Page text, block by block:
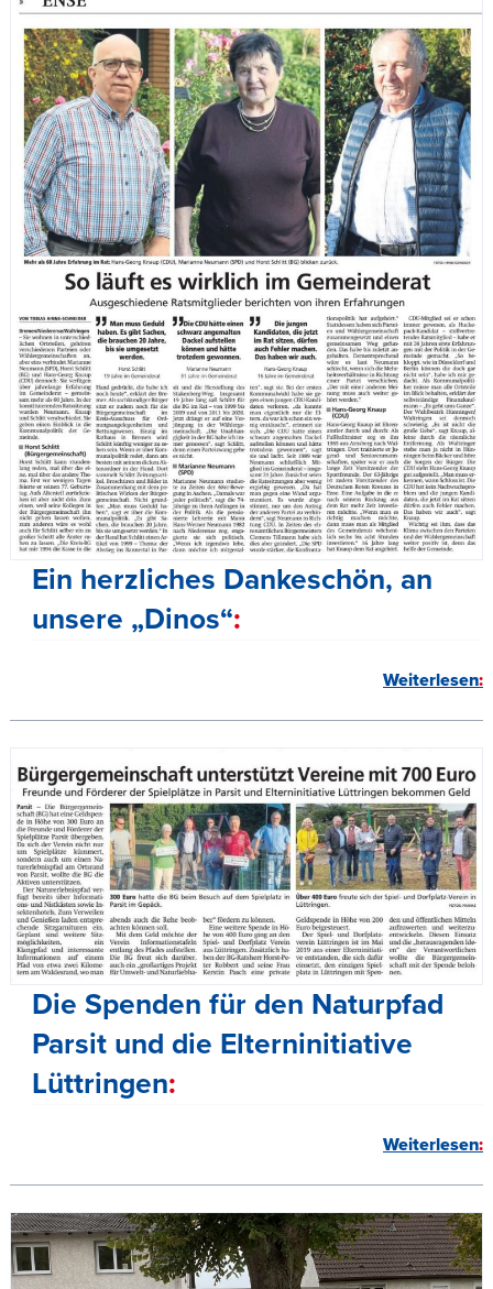
Ein herzliches Dankeschön, an
unsere „Dinos“
Weiterlesen
Die Spenden für den Naturpfad
Parsit und die Elterninitiative
Lüttringen
Weiterlesen